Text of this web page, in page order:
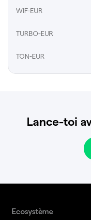
WIF-EUR
TURBO-EUR
TON-EUR
Lance-toi
Ecosystème